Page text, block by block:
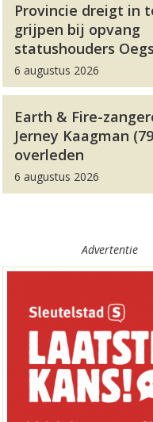
Provincie dreigt in
grijpen bij opvang
statushouders
6 augustus 2026
Earth & Fire-
Jerney Kaagman
overleden
6 augustus 2026
Advertentie